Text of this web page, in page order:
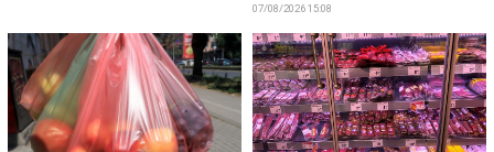
07/08/2026 15:08